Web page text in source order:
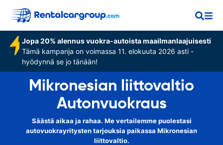
Jopa 20% alennus vuokra-autoista maailmanlaajuisesti
Tämä kampanja on voimassa 11. elokuuta 2026 asti -
hyödynnä se jo tänään!
Mikronesian liittovaltio
Autonvuokraus
Säästä aikaa ja rahaa. Me vertailemme puolestasi
autovuokrayritysten tarjouksia paikassa Mikronesian
liittovaltio.